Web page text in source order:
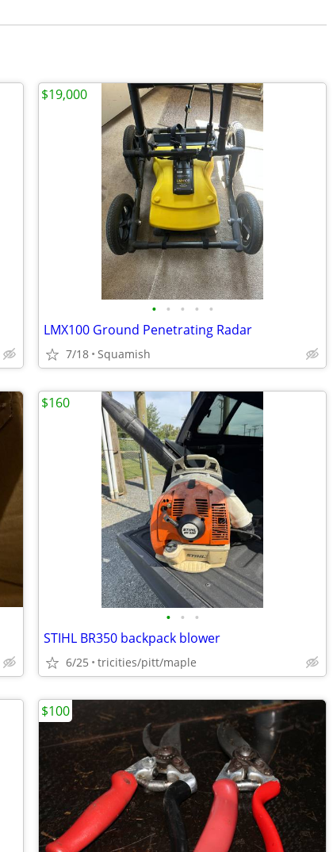
• • • • •
LMX100 Ground Penetrating Radar
7/18 Squamish
$19,000
• • •
STIHL BR350 backpack blower
6/25 tricities/pitt/maple
$160
$100